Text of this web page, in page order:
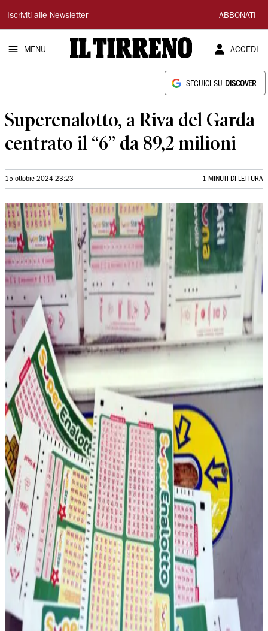
Il
Tirreno
Iscriviti alle Newsletter ABBONATI
MENU ACCEDI
SEGUICI SU DISCOVER
Superenalotto, a Riva del Garda
centrato il “6” da 89,2 milioni
15 ottobre 2024 23:23 1 MINUTI DI LETTURA